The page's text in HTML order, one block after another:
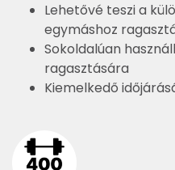
Lehetővé teszi a
egymáshoz
Sokoldalúan
ragasztására
Kiemelkedő